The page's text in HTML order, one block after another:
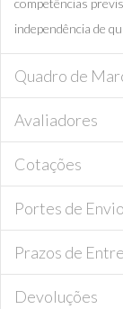
competências
independência de
Quadro de
Avaliadores
Cotações
Portes de Envio
Prazos de
Devoluções